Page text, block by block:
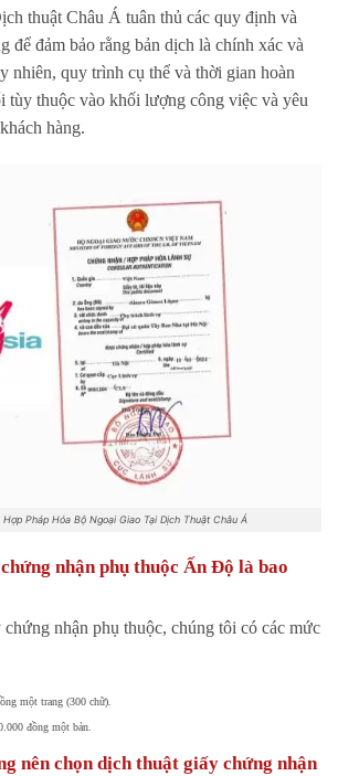
thuật Châu Á tuân thủ các quy định và
để đảm bảo rằng bản dịch là chính xác và
nhiên, quy trình cụ thể và thời gian hoàn
tùy thuộc vào khối lượng công việc và yêu
hàng.
Pháp Hóa Bộ Ngoại Giao Tại Dịch Thuật Châu Á
nhận phụ thuộc Ấn Độ là bao
nhận phụ thuộc, chúng tôi có các mức
một trang (300 chữ).
đồng một bản.
nên chọn dịch thuật giấy chứng nhận